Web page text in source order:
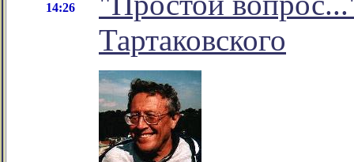
14:26
Тартаковского